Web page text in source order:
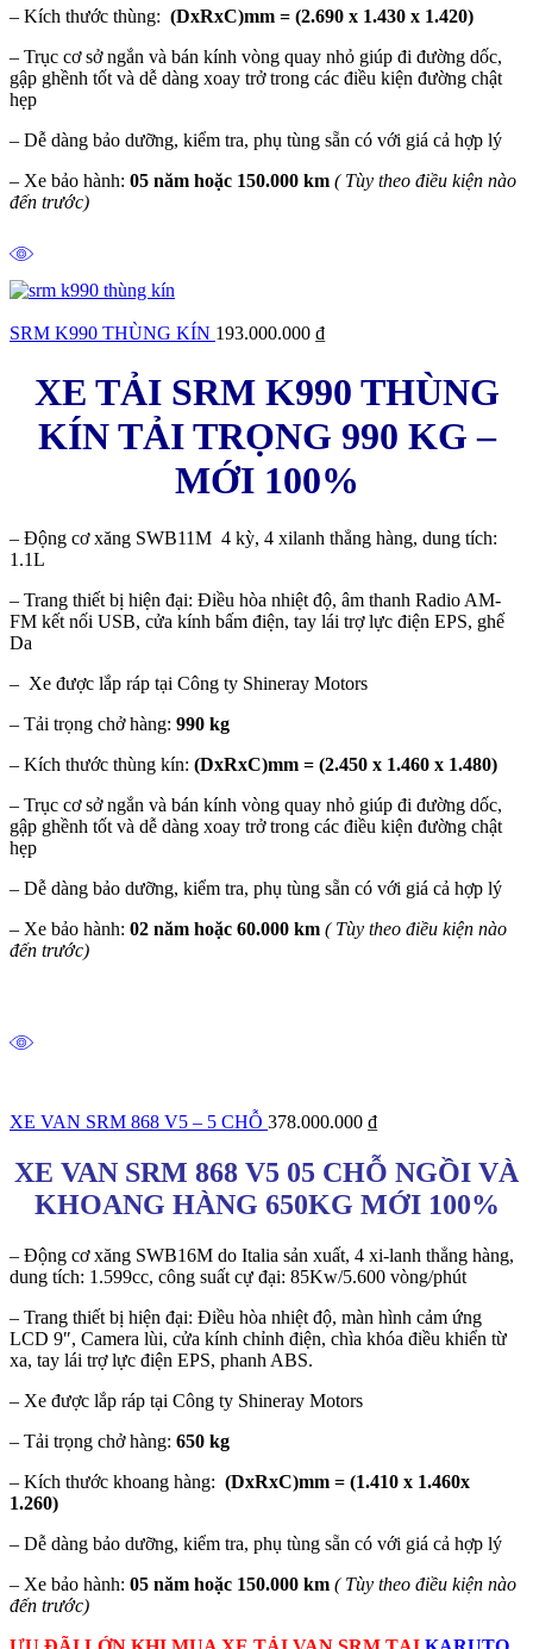
– Kích thước thùng: (DxRxC)mm = (2.690 x 1.430 x 1.420)
– Trục cơ sở ngắn và bán kính vòng quay nhỏ giúp đi đường dốc,
gập ghềnh tốt và dễ dàng xoay trở trong các điều kiện đường chật
hẹp
– Dễ dàng bảo dưỡng, kiểm tra, phụ tùng sẵn có với giá cả hợp lý
– Xe bảo hành: 05 năm hoặc 150.000 km ( Tùy theo điều kiện nào
đến trước)
SRM K990 THÙNG KÍN 193.000.000 ₫
XE TẢI SRM K990 THÙNG
KÍN TẢI TRỌNG 990 KG –
MỚI 100%
– Động cơ xăng SWB11M 4 kỳ, 4 xilanh thẳng hàng, dung tích:
1.1L
– Trang thiết bị hiện đại: Điều hòa nhiệt độ, âm thanh Radio AM-
FM kết nối USB, cửa kính bấm điện, tay lái trợ lực điện EPS, ghế
Da
– Xe được lắp ráp tại Công ty Shineray Motors
– Tải trọng chở hàng: 990 kg
– Kích thước thùng kín: (DxRxC)mm = (2.450 x 1.460 x 1.480)
– Trục cơ sở ngắn và bán kính vòng quay nhỏ giúp đi đường dốc,
gập ghềnh tốt và dễ dàng xoay trở trong các điều kiện đường chật
hẹp
– Dễ dàng bảo dưỡng, kiểm tra, phụ tùng sẵn có với giá cả hợp lý
– Xe bảo hành: 02 năm hoặc 60.000 km ( Tùy theo điều kiện nào
đến trước)
XE VAN SRM 868 V5 – 5 CHỖ 378.000.000 ₫
XE VAN SRM 868 V5 05 CHỖ NGỒI VÀ
KHOANG HÀNG 650KG MỚI 100%
– Động cơ xăng SWB16M do Italia sản xuất, 4 xi-lanh thẳng hàng,
dung tích: 1.599cc, công suất cự đại: 85Kw/5.600 vòng/phút
– Trang thiết bị hiện đại: Điều hòa nhiệt độ, màn hình cảm ứng
LCD 9″, Camera lùi, cửa kính chỉnh điện, chìa khóa điều khiển từ
xa, tay lái trợ lực điện EPS, phanh ABS.
– Xe được lắp ráp tại Công ty Shineray Motors
– Tải trọng chở hàng: 650 kg
– Kích thước khoang hàng: (DxRxC)mm = (1.410 x 1.460x
1.260)
– Dễ dàng bảo dưỡng, kiểm tra, phụ tùng sẵn có với giá cả hợp lý
– Xe bảo hành: 05 năm hoặc 150.000 km ( Tùy theo điều kiện nào
đến trước)